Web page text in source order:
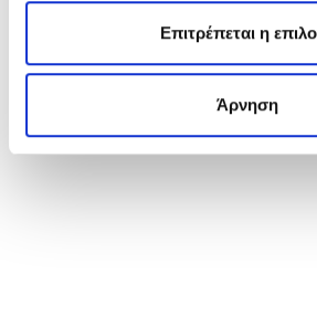
Επιτρέπεται η
Άρνηση
ΕΝΔΙΑΦΈΡΟΜΑΙ ΝΑ ΤΟ